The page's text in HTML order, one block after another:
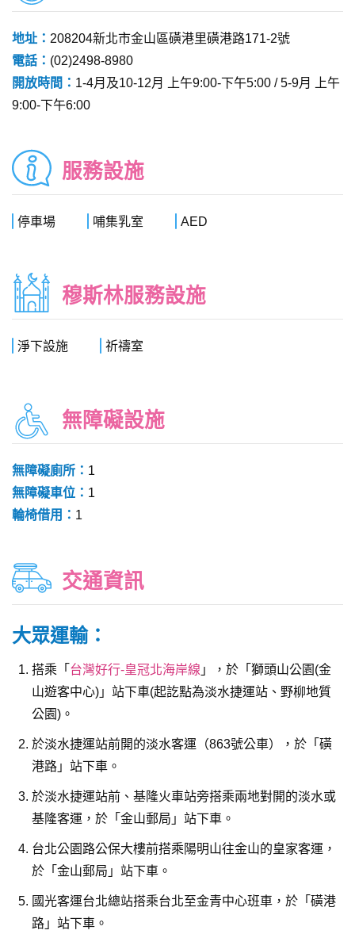
地址： 208204新北市金山區磺港里磺港路171-2號
電話： (02)2498-8980
開放時間： 1-4月及10-12月 上午9:00-下午5:00 / 5-9月 上午
9:00-下午6:00
服務設施
停車場 哺集乳室 AED
穆斯林服務設施
淨下設施 祈禱室
無障礙設施
無障礙廁所： 1
無障礙車位： 1
輪椅借用： 1
交通資訊
大眾運輸：
搭乘「 台灣好行-皇冠北海岸線 」，於「獅頭山公園(金
山遊客中心)」站下車(起訖點為淡水捷運站、野柳地質
公園)。
於淡水捷運站前開的淡水客運（863號公車），於「磺
港路」站下車。
於淡水捷運站前、基隆火車站旁搭乘兩地對開的淡水或
基隆客運，於「金山郵局」站下車。
台北公園路公保大樓前搭乘陽明山往金山的皇家客運，
於「金山郵局」站下車。
國光客運台北總站搭乘台北至金青中心班車，於「磺港
路」站下車。